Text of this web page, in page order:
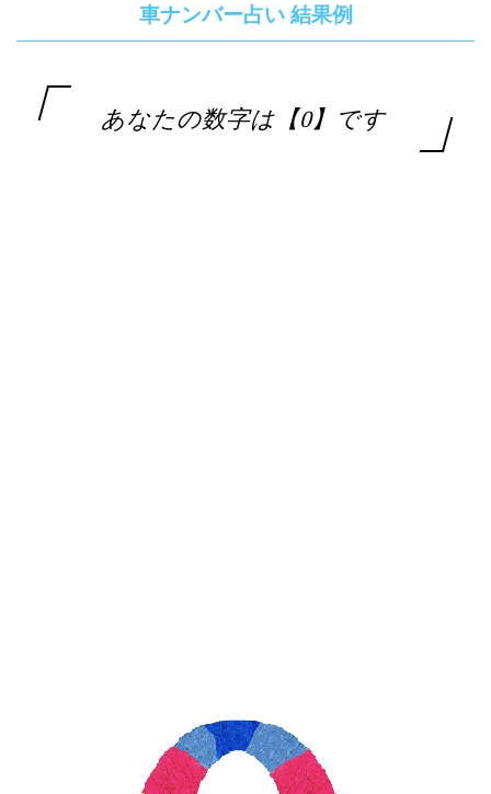
車ナンバー占い 結果例
あなたの数字は【0】です